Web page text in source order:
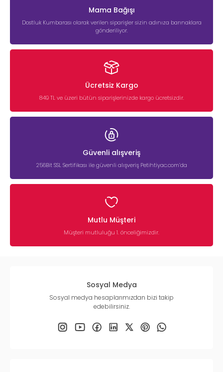
Mama Bağışı
Dostluk Kumbarası olarak verilen siparişler sizin adınıza barınaklara
gönderiliyor.
Ücretsiz Kargo
849 TL ve üzeri bütün siparişlerinizde kargo ücretsizdir.
Güvenli alışveriş
256Bit SSL Sertifikası ile güvenli alışveriş Petihtiyac.com’da
Mutlu Müşteri
Müşteri mutluluğu 1. önceliğimizdir.
Sosyal Medya
Sosyal medya hesaplarımızdan bizi takip
edebilirsiniz.